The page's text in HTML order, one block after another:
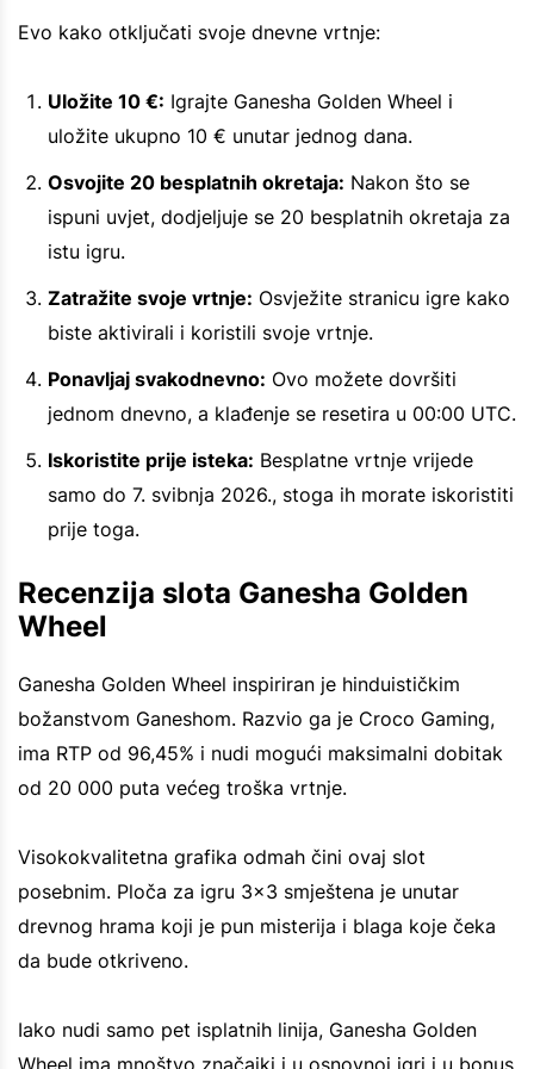
Evo kako otključati svoje dnevne vrtnje:
Uložite 10 €: Igrajte Ganesha Golden Wheel i
uložite ukupno 10 € unutar jednog dana.
Osvojite 20 besplatnih okretaja: Nakon što se
ispuni uvjet, dodjeljuje se 20 besplatnih okretaja za
istu igru.
Zatražite svoje vrtnje: Osvježite stranicu igre kako
biste aktivirali i koristili svoje vrtnje.
Ponavljaj svakodnevno: Ovo možete dovršiti
jednom dnevno, a klađenje se resetira u 00:00 UTC.
Iskoristite prije isteka: Besplatne vrtnje vrijede
samo do 7. svibnja 2026., stoga ih morate iskoristiti
prije toga.
Recenzija slota Ganesha Golden
Wheel
Ganesha Golden Wheel inspiriran je hinduističkim
božanstvom Ganeshom. Razvio ga je Croco Gaming,
ima RTP od 96,45% i nudi mogući maksimalni dobitak
od 20 000 puta većeg troška vrtnje.
Visokokvalitetna grafika odmah čini ovaj slot
posebnim. Ploča za igru 3x3 smještena je unutar
drevnog hrama koji je pun misterija i blaga koje čeka
da bude otkriveno.
Iako nudi samo pet isplatnih linija, Ganesha Golden